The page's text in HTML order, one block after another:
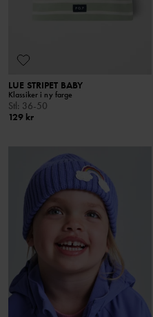
LUE STRIPET BABY
Klassiker i ny farge
Stl : 36-50
129 kr